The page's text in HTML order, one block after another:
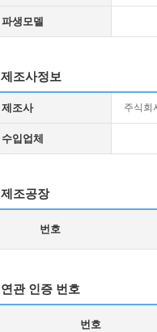
파생모델
제조사정보
제조사 주식회
수입업체
제조공장
번호
연관 인증 번호
번호